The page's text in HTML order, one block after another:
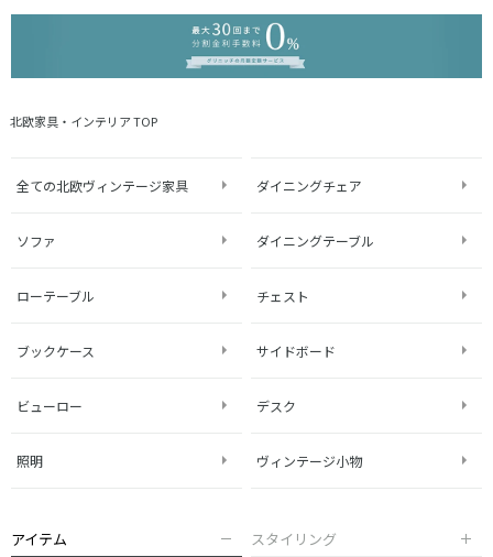
北欧家具・インテリア TOP
全ての北欧ヴィンテージ家具 ダイニングチェア
ソファ ダイニングテーブル
ローテーブル チェスト
ブックケース サイドボード
ビューロー デスク
照明 ヴィンテージ小物
アイテム スタイリング